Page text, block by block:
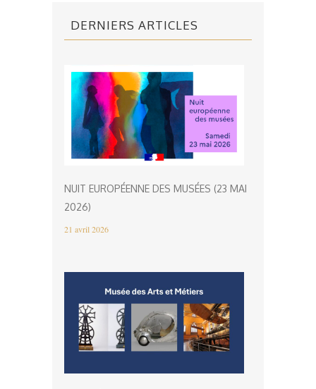
DERNIERS ARTICLES
NUIT EUROPÉENNE DES MUSÉES (23 MAI
2026)
21 avril 2026